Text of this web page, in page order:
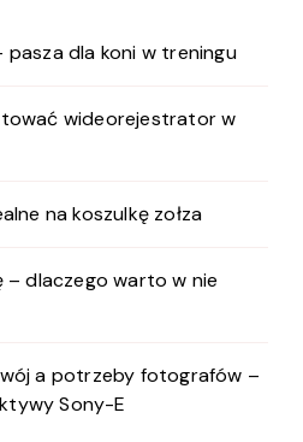
pasza dla koni w treningu
wideorejestrator w
na koszulkę zołza
– dlaczego warto w nie
a potrzeby fotografów –
Sony-E